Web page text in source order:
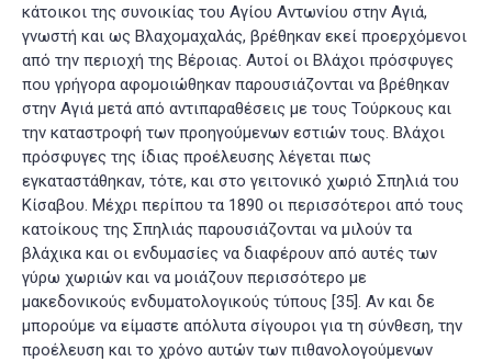
κάτοικοι της συνοικίας του Αγίου Αντωνίου στην Αγιά,
γνωστή και ως Βλαχομαχαλάς, βρέθηκαν εκεί προερχόμενοι
από την περιοχή της Βέροιας. Αυτοί οι Βλάχοι πρόσφυγες
που γρήγορα αφομοιώθηκαν παρουσιάζονται να βρέθηκαν
στην Αγιά μετά από αντιπαραθέσεις με τους Τούρκους και
την καταστροφή των προηγούμενων εστιών τους. Βλάχοι
πρόσφυγες της ίδιας προέλευσης λέγεται πως
εγκαταστάθηκαν, τότε, και στο γειτονικό χωριό Σπηλιά του
Κίσαβου. Μέχρι περίπου τα 1890 οι περισσότεροι από τους
κατοίκους της Σπηλιάς παρουσιάζονται να μιλούν τα
βλάχικα και οι ενδυμασίες να διαφέρουν από αυτές των
γύρω χωριών και να μοιάζουν περισσότερο με
μακεδονικούς ενδυματολογικούς τύπους [35]. Αν και δε
μπορούμε να είμαστε απόλυτα σίγουροι για τη σύνθεση, την
προέλευση και το χρόνο αυτών των πιθανολογούμενων